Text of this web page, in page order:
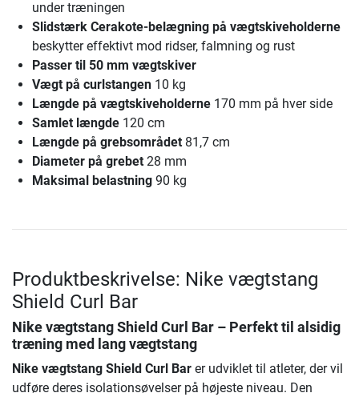
under træningen
Slidstærk Cerakote-belægning på vægtskiveholderne
beskytter effektivt mod ridser, falmning og rust
Passer til 50 mm vægtskiver
Vægt på curlstangen 10 kg
Længde på vægtskiveholderne 170 mm på hver side
Samlet længde 120 cm
Længde på grebsområdet 81,7 cm
Diameter på grebet 28 mm
Maksimal belastning 90 kg
Produktbeskrivelse: Nike vægtstang
Shield Curl Bar
Nike vægtstang Shield Curl Bar – Perfekt til alsidig
træning med lang vægtstang
Nike vægtstang Shield Curl Bar er udviklet til atleter, der vil
udføre deres isolationsøvelser på højeste niveau. Den